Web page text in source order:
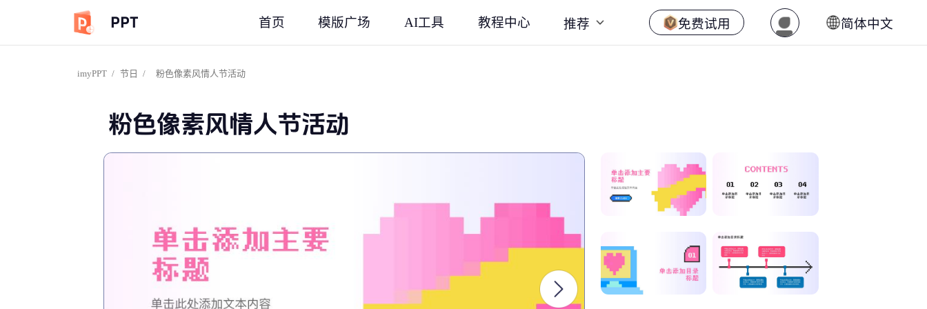
PPT 首页 模版广场 AI工具 教程中心 推荐 免费试用 简体中文
imyPPT / 节日 / 粉色像素风情人节活动
粉色像素风情人节活动